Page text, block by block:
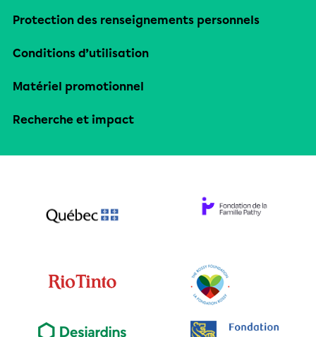
Protection des renseignements personnels
Conditions d’utilisation
Matériel promotionnel
Recherche et impact